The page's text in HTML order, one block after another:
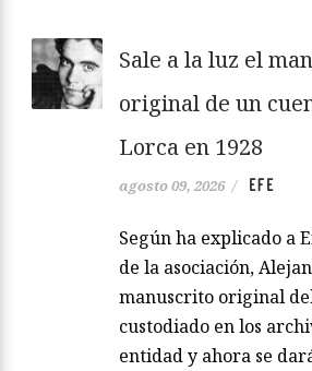
Sale a la luz el
original de un
Lorca en 1928
agosto 09, 2026 / EFE
Según ha explicado a
de la asociación,
manuscrito original
custodiado en los
entidad y ahora se